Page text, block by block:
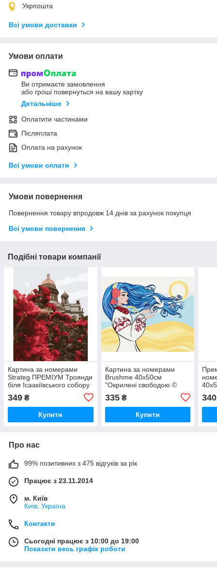
Укрпошта
Всі умови доставки
Умови оплати
Ви отримаєте замовлення
або гроші повернуться на вашу картку
Детальніше
Оплатити частинами
Післяплата
Оплата на рахунок
Всі умови оплати
Умови повернення
Повернення товару впродовж 14 днів за рахунок покупця
Всі умови повернення
Подібні товари компанії
Картина за номерами
Strateg ПРЕМІУМ Троянди
біля Ісаакіївського собору
з лаком розміром 40х50
см (GS1241)
349 ₴
Купити
Картина за номерами
Brushme 40x50см
"Окрилені свободою ©
BS53430
335₴
Купити
340
Про нас
99% позитивних з 475 відгуків за рік
Працює з 23.11.2014
м. Київ
Київ, Україна
Контакти
Сьогодні працює з 10:00 до 19:00
Показати весь графік роботи